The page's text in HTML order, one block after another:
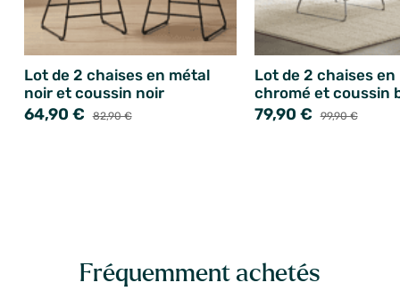
Lot de 2 chaises en métal
noir et coussin noir
64,90 € 82,90 €
Lot de 2 chaises
chromé et coussin
79,90 € 99,90 €
Fréquemment achetés